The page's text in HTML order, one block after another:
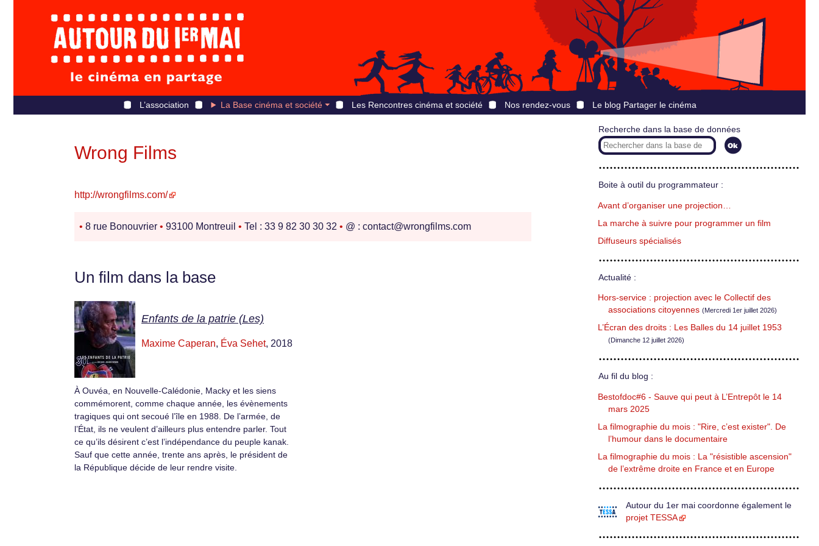
L’association La Base cinéma et société Les Rencontres cinéma et société Nos rendez-vous Le blog Partager le cinéma
Wrong Films
http://wrongfilms.com/
• 8 rue Bonouvrier • 93100 Montreuil • Tel : 33 9 82 30 30 32 • @ : contact@wrongfilms.com
Un film dans la base
Enfants de la patrie (Les)
Maxime Caperan, Éva Sehet, 2018
À Ouvéa, en Nouvelle-Calédonie, Macky et les siens
commémorent, comme chaque année, les évènements
tragiques qui ont secoué l’île en 1988. De l’armée, de
l’État, ils ne veulent d’ailleurs plus entendre parler. Tout
ce qu’ils désirent c’est l’indépendance du peuple kanak.
Sauf que cette année, trente ans après, le président de
la République décide de leur rendre visite.
Recherche dans la base de données
Boite à outil du programmateur :
Avant d’organiser une projection…
La marche à suivre pour programmer un film
Diffuseurs spécialisés
Actualité :
Hors-service : projection avec le Collectif des
associations citoyennes (Mercredi 1er juillet 2026)
L’Écran des droits : Les Balles du 14 juillet 1953
(Dimanche 12 juillet 2026)
Au fil du blog :
Bestofdoc#6 - Sauve qui peut à L’Entrepôt le 14
mars 2025
La filmographie du mois : "Rire, c’est exister". De
l’humour dans le documentaire
La filmographie du mois : La "résistible ascension"
de l’extrême droite en France et en Europe
Autour du 1er mai coordonne également le
projet TESSA